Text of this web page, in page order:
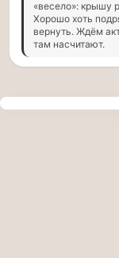
16:00
Петр
Ильич
Чайковский
—
из
самых
«весело»: крышу
Хорошо хоть
вернуть. Ждём
там насчитают.